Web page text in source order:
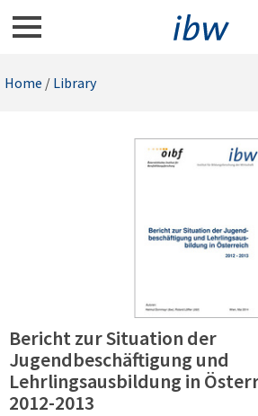
Home / Library
Bericht zur Situation der
Jugendbeschäftigung und
Lehrlingsausbildung in
2012-2013